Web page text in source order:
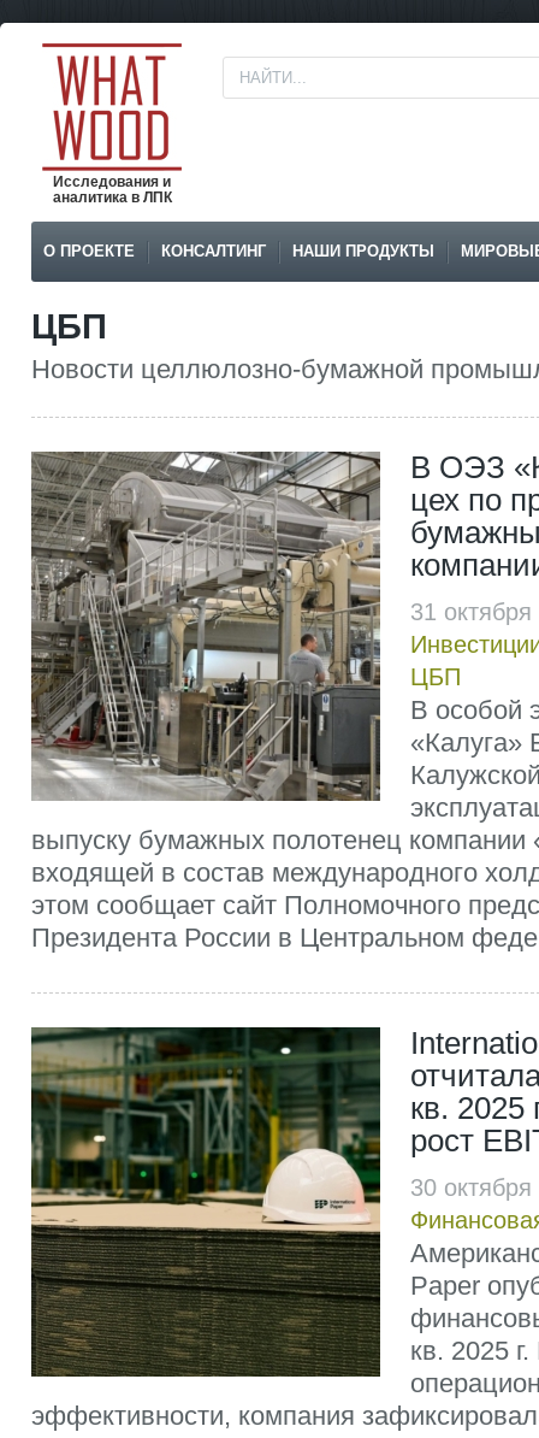
Исследования и
аналитика в ЛПК
О ПРОЕКТЕ КОНСАЛТИНГ НАШИ ПРОДУКТЫ
ЦБП
Новости целлюлозно-бумажной
В ОЭЗ
цех по
31
ЦБП
В особой
«Калуга»
выпуску бумажных полотенец
входящей в состав международного
этом сообщает сайт Полномочного
Президента России в Центральном
кв. 2025
рост
30
Paper
кв. 2025
эффективности, компания